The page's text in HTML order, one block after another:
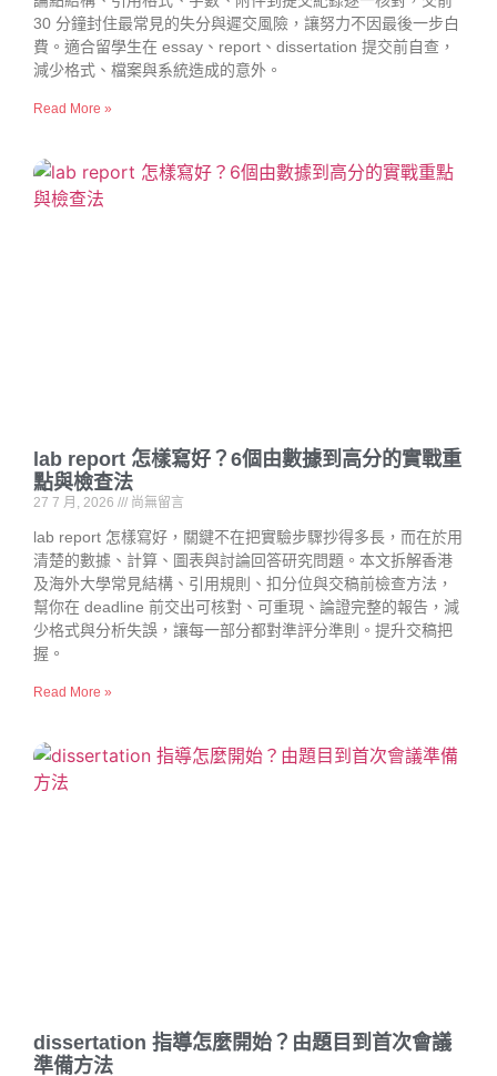
30 分鐘封住最常見的失分與遲交風險，讓努力不因最後一步白
費。適合留學生在 essay、report、dissertation 提交前自查，
減少格式、檔案與系統造成的意外。
Read More »
lab report 怎樣寫好？6個由數據到高分的實戰重
點與檢查法
27 7 月, 2026 尚無留言
lab report 怎樣寫好，關鍵不在把實驗步驟抄得多長，而在於用
清楚的數據、計算、圖表與討論回答研究問題。本文拆解香港
及海外大學常見結構、引用規則、扣分位與交稿前檢查方法，
幫你在 deadline 前交出可核對、可重現、論證完整的報告，減
少格式與分析失誤，讓每一部分都對準評分準則。提升交稿把
握。
Read More »
dissertation 指導怎麼開始？由題目到首次會議
準備方法